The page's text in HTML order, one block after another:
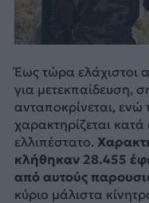
Έως τώρα ελάχιστοι
για μετεκπαίδευση,
ανταποκρίνεται, ενώ
χαρακτηρίζεται
ελλιπέστατο.
κλήθηκαν 28.455
από αυτούς
κύριο μάλιστα